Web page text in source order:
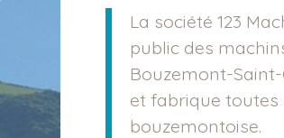
La société 123
public des
Bouzemont-Saint-
et fabrique
bouzemontoise.